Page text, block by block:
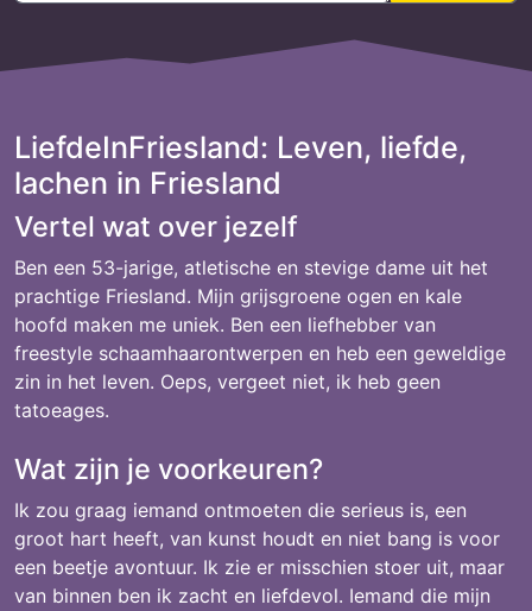
LiefdeInFriesland: Leven, liefde,
lachen in Friesland
Vertel wat over jezelf
Ben een 53-jarige, atletische en stevige dame uit het
prachtige Friesland. Mijn grijsgroene ogen en kale
hoofd maken me uniek. Ben een liefhebber van
freestyle schaamhaarontwerpen en heb een geweldige
zin in het leven. Oeps, vergeet niet, ik heb geen
tatoeages.
Wat zijn je voorkeuren?
Ik zou graag iemand ontmoeten die serieus is, een
groot hart heeft, van kunst houdt en niet bang is voor
een beetje avontuur. Ik zie er misschien stoer uit, maar
van binnen ben ik zacht en liefdevol. Iemand die mijn